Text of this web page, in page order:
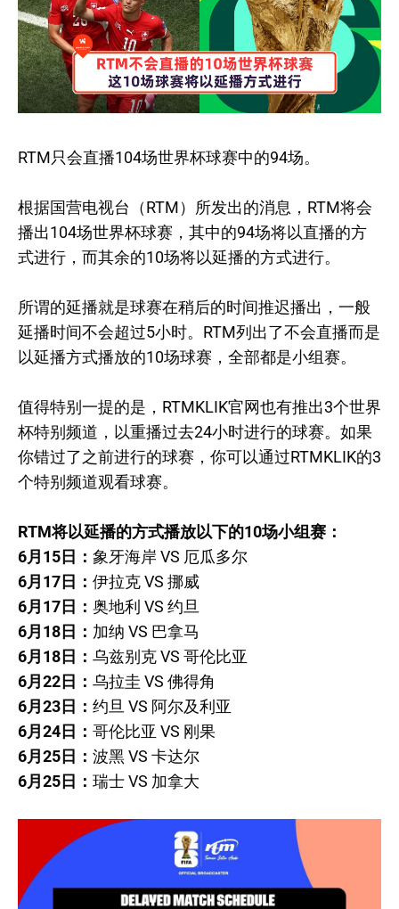
RTM只会直播104场世界杯球赛中的94场。
根据国营电视台（RTM）所发出的消息，RTM将会
播出104场世界杯球赛，其中的94场将以直播的方
式进行，而其余的10场将以延播的方式进行。
所谓的延播就是球赛在稍后的时间推迟播出，一般
延播时间不会超过5小时。RTM列出了不会直播而是
以延播方式播放的10场球赛，全部都是小组赛。
值得特别一提的是，RTMKLIK官网也有推出3个世界
杯特别频道，以重播过去24小时进行的球赛。如果
你错过了之前进行的球赛，你可以通过RTMKLIK的3
个特别频道观看球赛。
RTM将以延播的方式播放以下的10场小组赛：
6月15日： 象牙海岸 VS 厄瓜多尔
6月17日： 伊拉克 VS 挪威
6月17日： 奥地利 VS 约旦
6月18日： 加纳 VS 巴拿马
6月18日： 乌兹别克 VS 哥伦比亚
6月22日： 乌拉圭 VS 佛得角
6月23日： 约旦 VS 阿尔及利亚
6月24日： 哥伦比亚 VS 刚果
6月25日： 波黑 VS 卡达尔
6月25日： 瑞士 VS 加拿大